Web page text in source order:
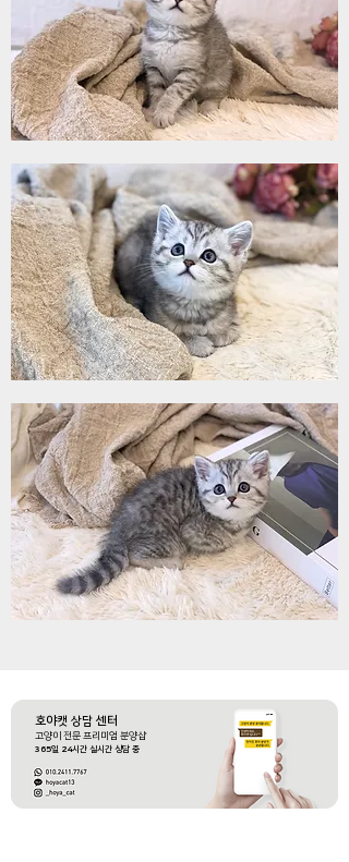
호야캣 상담 센터
​고양이 전문 프리미엄 분양샵
365일 24시간 실시간 상담 중